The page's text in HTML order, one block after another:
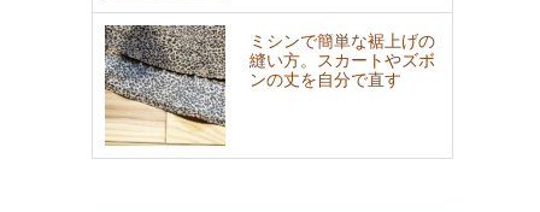
ミシンで簡単な裾上げの
縫い方。スカートやズボ
ンの丈を自分で直す